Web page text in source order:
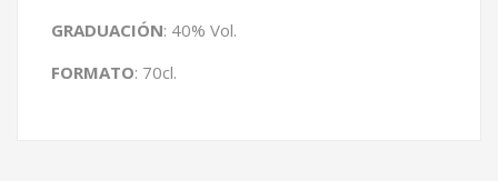
GRADUACIÓN: 40% Vol.
FORMATO: 70cl.